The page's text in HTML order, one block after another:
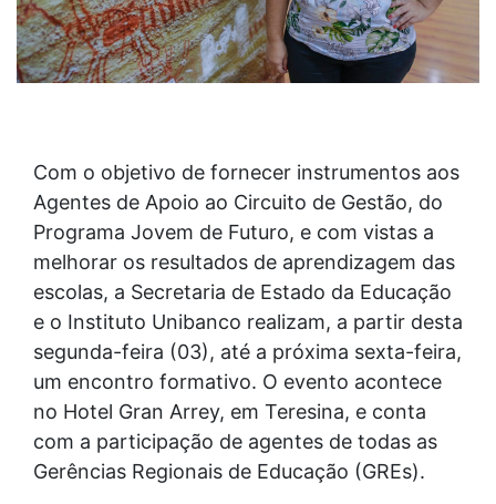
Com o objetivo de fornecer instrumentos aos
Agentes de Apoio ao Circuito de Gestão, do
Programa Jovem de Futuro, e com vistas a
melhorar os resultados de aprendizagem das
escolas, a Secretaria de Estado da Educação
e o Instituto Unibanco realizam, a partir desta
segunda-feira (03), até a próxima sexta-feira,
um encontro formativo. O evento acontece
no Hotel Gran Arrey, em Teresina, e conta
com a participação de agentes de todas as
Gerências Regionais de Educação (GREs).